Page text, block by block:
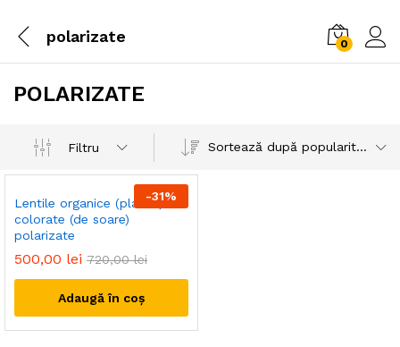
polarizate 0
POLARIZATE
Filtru Sortează după popularitatea vânzărilor
-31%
Lentile organice (plastic)
colorate (de soare)
polarizate
500,00 lei 720,00lei
Adaugă în coș